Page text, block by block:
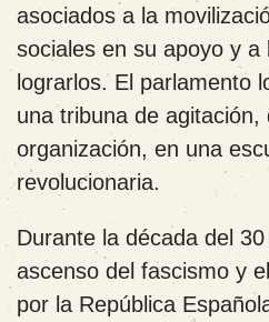
asociados a la
sociales en su apoyo y a
lograrlos. El parlamento
una tribuna de
organización, en una
revolucionaria.
Durante la década del
ascenso del fascismo y
por la República